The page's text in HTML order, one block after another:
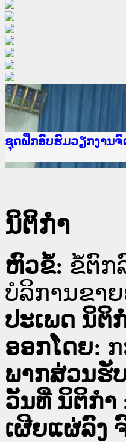
Ministry of Justice
ເຜີຍແຜ່ວັບໄຊຈົດໝາຍ
ກະຊວງຍຸຕິທຳ
ຊຸດຝຶກອົບຮົມວຽກງານ
ກອງປະຊຸມທົບທວນຄືນກ
ຝຶກອົບຮົມ ຜູ່ປະສານງາ
ຝຶກອົບຮົມ ຜູ່ປະສານງາ
ເຜີຍແຜ່ແອັບກົດໝາຍລ
ເຜີຍແຜ່ແອັບກົດໝາຍລາ
ຍົກລະດັບວຽກງານຈົດ
ຊຸດຝຶກອົບຮົມວຽກງານຈົ
ນິຕິກໍາ
ຫົວຂໍ້: ຂໍ້ຕົກ
ບໍລິການຂາ
ປະເພດ ນິຕິ
ອອກໂດຍ:
ພາກສ່ວນຮັ
ວັນທີ່ ນິຕິກໍາ
ເຜີຍແຜ່ລົງ